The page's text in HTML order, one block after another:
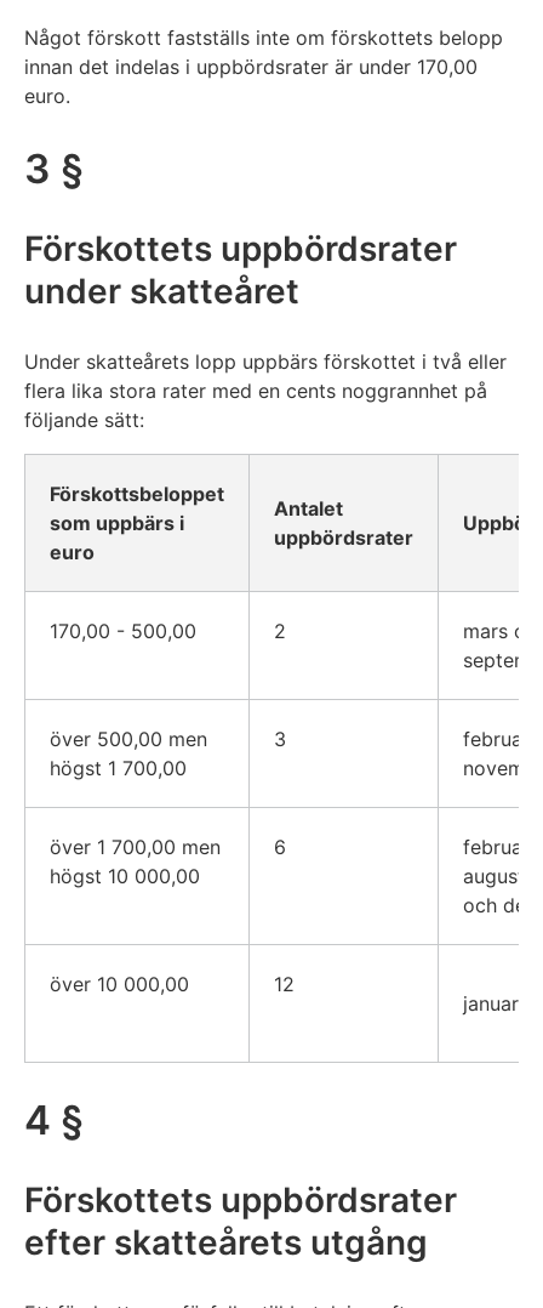
Något förskott fastställs inte om förskottets belopp
innan det indelas i uppbördsrater är under 170,00
euro.
3 §
Förskottets uppbördsrater
under skatteåret
Under skatteårets lopp uppbärs förskottet i två eller
flera lika stora rater med en cents noggrannhet på
följande sätt:
Förskottsbeloppet
som uppbärs i
euro
Antalet
uppbördsrater
170,00 - 500,00 2
mars
över 500,00 men
högst 1 700,00
3
över 1 700,00 men
högst 10 000,00
6
augusti,
och
över 10 000,00
12
4 §
Förskottets uppbördsrater
efter skatteårets utgång